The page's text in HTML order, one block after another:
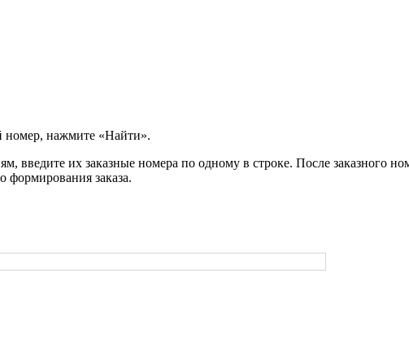
номер, нажмите «Найти».
введите их заказные номера по одному в строке. После заказного
формирования заказа.